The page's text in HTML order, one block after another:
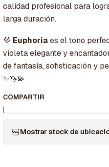
calidad profesional para
larga duración.
💜 Euphoriaes el tono
violeta elegante y
de fantasía, sofisticación y
✨🦄💫
COMPARTIR
|
Mostrar stock de